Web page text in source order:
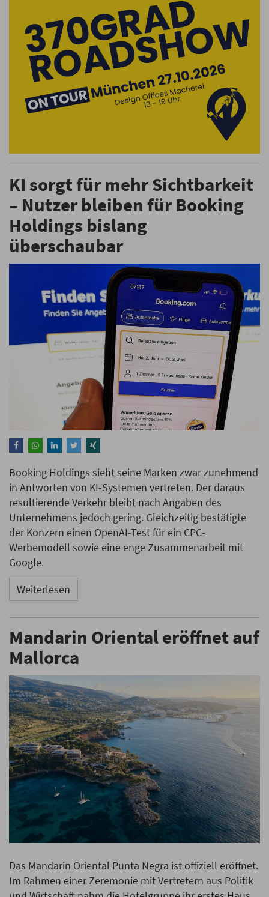
KI sorgt für mehr Sichtbarkeit
– Nutzer bleiben für Booking
Holdings bislang
überschaubar
Booking Holdings sieht seine Marken zwar zunehmend
in Antworten von KI-Systemen vertreten. Der daraus
resultierende Verkehr bleibt nach Angaben des
Unternehmens jedoch gering. Gleichzeitig bestätigte
der Konzern einen OpenAI-Test für ein CPC-
Werbemodell sowie eine enge Zusammenarbeit mit
Google.
Weiterlesen
Mandarin Oriental eröffnet auf
Mallorca
Das Mandarin Oriental Punta Negra ist offiziell eröffnet.
Im Rahmen einer Zeremonie mit Vertretern aus Politik